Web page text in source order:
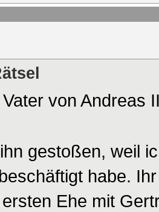
von Andreas
gestoßen, weil
habe.
Ehe mit